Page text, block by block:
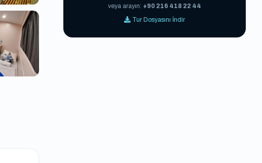
veya arayın: +90 216 418 22 44
Tur Dosyasını İndir